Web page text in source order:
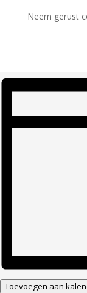
Neem gerust
Toevoegen aan